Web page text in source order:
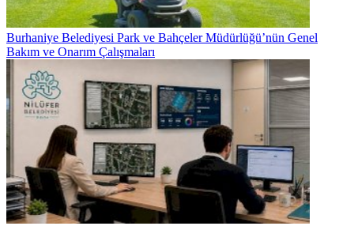
Burhaniye Belediyesi Park ve Bahçeler Müdürlüğü’nün Genel
Bakım ve Onarım Çalışmaları